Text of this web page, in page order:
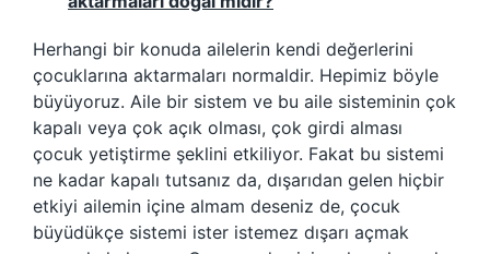
Herhangi bir konuda ailelerin kendi değerlerini
çocuklarına aktarmaları normaldir. Hepimiz böyle
büyüyoruz. Aile bir sistem ve bu aile sisteminin çok
kapalı veya çok açık olması, çok girdi alması
çocuk yetiştirme şeklini etkiliyor. Fakat bu sistemi
ne kadar kapalı tutsanız da, dışarıdan gelen hiçbir
etkiyi ailemin içine almam deseniz de, çocuk
büyüdükçe sistemi ister istemez dışarı açmak